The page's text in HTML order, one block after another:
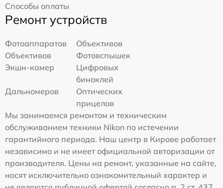
Способы оплаты
Ремонт устройств
Фотоаппаратов
Объективов
Объективов
Фотовспышек
Экшн-камер
Цифровых
биноклей
Дальномеров
Оптических
прицелов
Мы занимаемся ремонтом и техническим
обслуживанием техники Nikon по истечении
гарантийного периода. Наш центр в Кирове работает
независимо и не имеет официальной авторизации от
производителя. Цены на ремонт, указанные на сайте,
носят исключительно ознакомительный характер и